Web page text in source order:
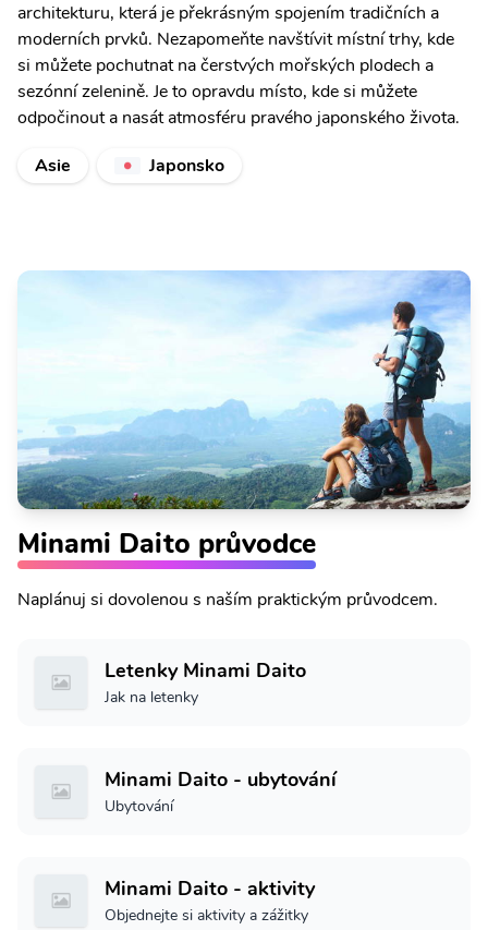
architekturu, která je překrásným spojením tradičních a
moderních prvků. Nezapomeňte navštívit místní trhy, kde
si můžete pochutnat na čerstvých mořských plodech a
sezónní zelenině. Je to opravdu místo, kde si můžete
odpočinout a nasát atmosféru pravého japonského života.
Asie
Japonsko
Minami Daito průvodce
Naplánuj si dovolenou s naším praktickým průvodcem.
Letenky Minami Daito
Jak na letenky
Minami Daito - ubytování
Ubytování
Minami Daito - aktivity
Objednejte si aktivity a zážitky